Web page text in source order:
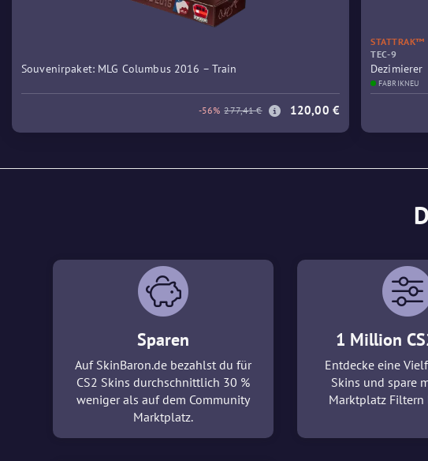
Souvenirpaket: MLG Columbus 2016 – Train
-56% 277,41 € 120,00 €
STATTRAK™
TEC-9
Dezimierer
FABRIKNEU
Sparen
Auf SkinBaron.de bezahlst du für
CS2 Skins durchschnittlich 30 %
weniger als auf dem Community
Marktplatz.
1 Million
Entdecke eine
Skins und spare
Marktplatz Filtern